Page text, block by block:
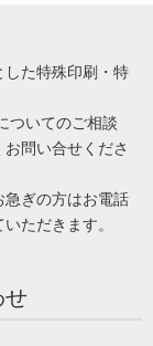
した特殊印刷・特
ついてのご相談
問い合せくださ
急ぎの方はお電話
ただきます。